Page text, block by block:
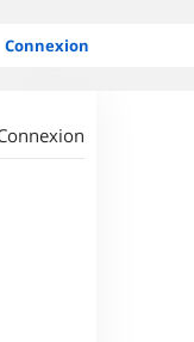
Connexion